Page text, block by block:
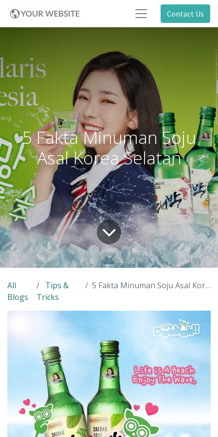
Contact Us
5 Fakta Minuman Soju
Asal Korea Selatan
All
Blogs
Tips &
Tricks
5 Fakta Minuman Soju Asal Korea Selatan